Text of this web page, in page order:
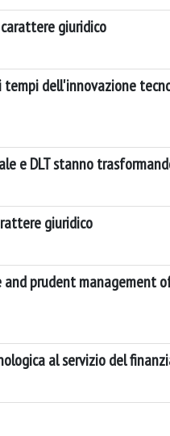
giuridico
dell'innovazione
e DLT stanno
giuridico
prudent management
al servizio del